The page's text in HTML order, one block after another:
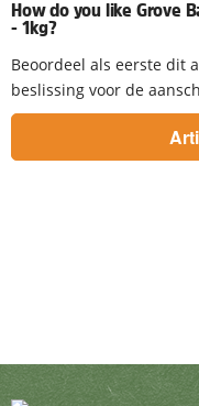
How do you like Grove
- 1kg?
Beoordeel als eerste dit
beslissing voor de